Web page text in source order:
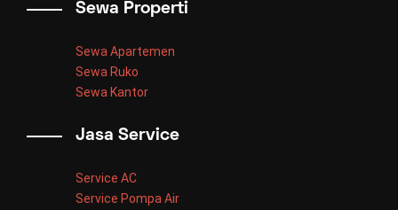
Sewa Properti
Sewa Apartemen
Sewa Ruko
Sewa Kantor
Jasa Service
Service AC
Service Pompa Air